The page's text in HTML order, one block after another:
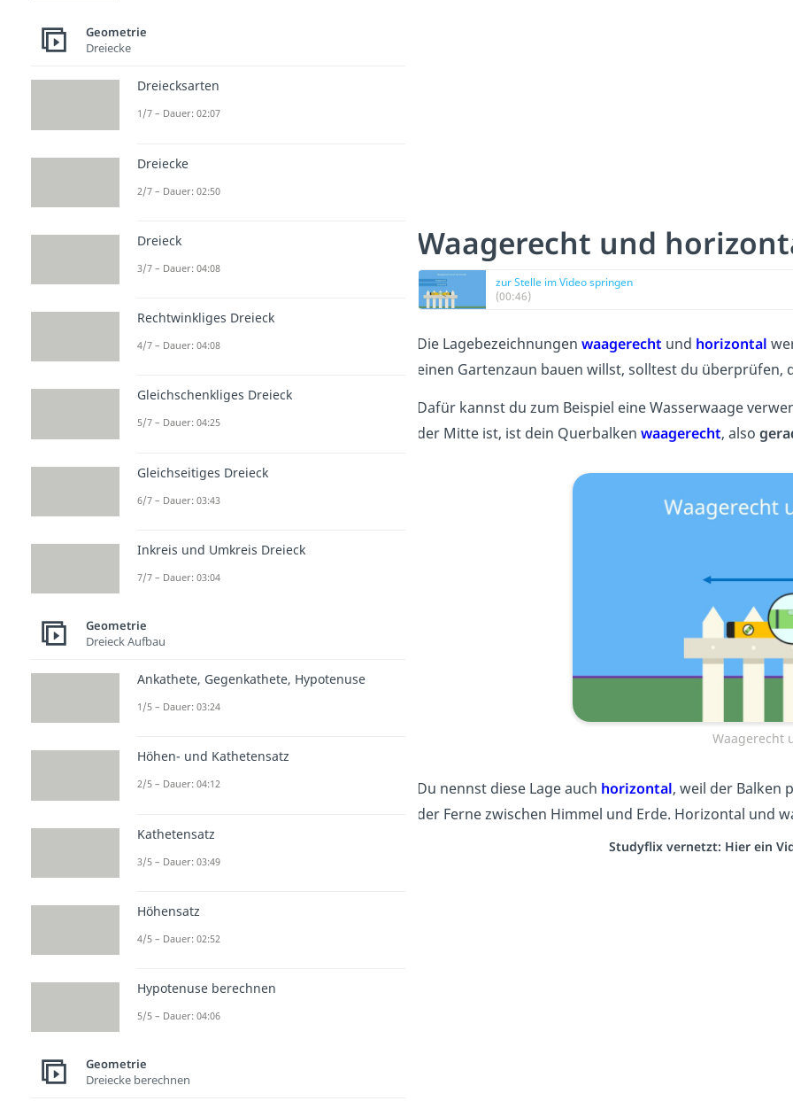
Waagerecht und
zur Stelle im Video springen
(00:46)
Die Lagebezeichnungen waagerecht und horizontal
einen Gartenzaun bauen willst, solltest du überprüfen,
Dafür kannst du zum Beispiel eine Wasserwaage
der Mitte ist, ist dein Querbalken waagerecht, also
Waagerecht
Du nennst diese Lage auch horizontal, weil der Balken
der Ferne zwischen Himmel und Erde. Horizontal und
Studyflix vernetzt: Hier ein
Geometrie
Dreiecke
Dreiecksarten
1/7 – Dauer: 02:07
Dreiecke
2/7 – Dauer: 02:50
Dreieck
3/7 – Dauer: 04:08
Rechtwinkliges Dreieck
4/7 – Dauer: 04:08
Gleichschenkliges Dreieck
5/7 – Dauer: 04:25
Gleichseitiges Dreieck
6/7 – Dauer: 03:43
Inkreis und Umkreis Dreieck
7/7 – Dauer: 03:04
Geometrie
Dreieck Aufbau
Ankathete, Gegenkathete, Hypotenuse
1/5 – Dauer: 03:24
Höhen- und Kathetensatz
2/5 – Dauer: 04:12
Kathetensatz
3/5 – Dauer: 03:49
Höhensatz
4/5 – Dauer: 02:52
Hypotenuse berechnen
5/5 – Dauer: 04:06
Geometrie
Dreiecke berechnen